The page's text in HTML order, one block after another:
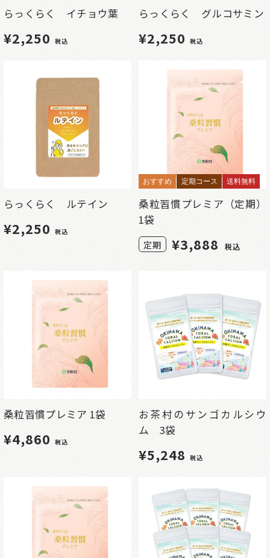
らっくらく イチョウ葉
¥2,250 税込
らっくらく グルコサミン
¥2,250 税込
らっくらく ルテイン
¥2,250 税込
おすすめ 定期コース 送料無料
桑粒習慣プレミア（定期）
1袋
定期 ¥3,888 税込
桑粒習慣プレミア 1袋
¥4,860 税込
お茶村のサンゴカルシウ
ム 3袋
¥5,248 税込